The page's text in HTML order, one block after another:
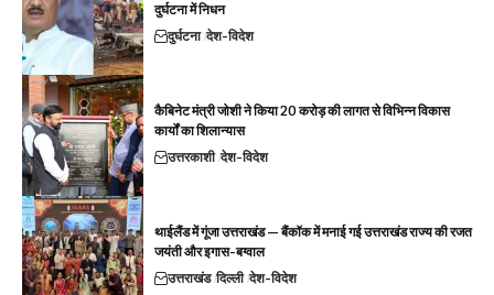
दुर्घटना में निधन
दुर्घटना देश-विदेश
कैबिनेट मंत्री जोशी ने किया 20 करोड़ की लागत से विभिन्न विकास
कार्यों का शिलान्यास
उत्तरकाशी देश-विदेश
थाईलैंड में गूंजा उत्तराखंड — बैंकॉक में मनाई गई उत्तराखंड राज्य की रजत
जयंती और इगास-बग्वाल
उत्तराखंड दिल्ली देश-विदेश